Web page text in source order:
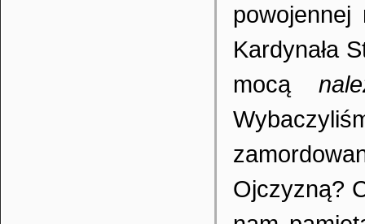
powojennej
Kardynała
mocą
Ojczyzną?